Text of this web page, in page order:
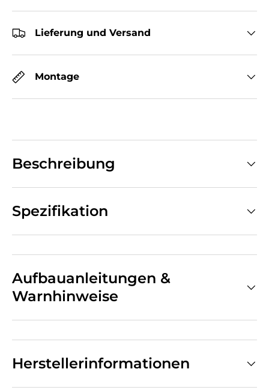
Lieferung und Versand
Montage
Beschreibung
Spezifikation
Aufbauanleitungen &
Warnhinweise
Herstellerinformationen